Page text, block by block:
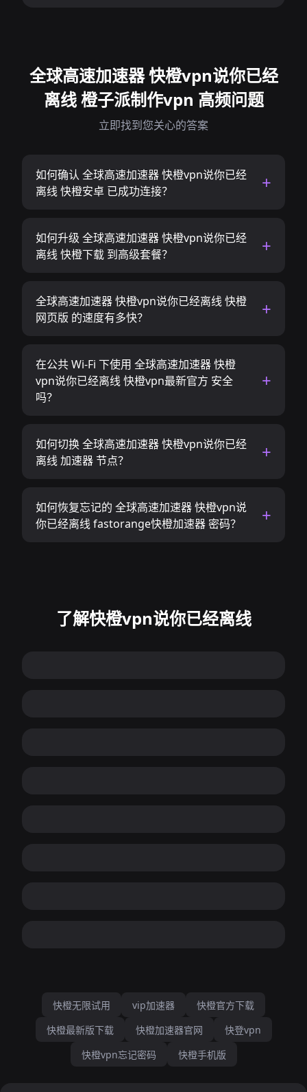
全球高速加速器 快橙vpn说你已经
离线 橙子派制作vpn 高频问题
立即找到您关心的答案
如何确认 全球高速加速器 快橙vpn说你已经
离线 快橙安卓 已成功连接？
如何升级 全球高速加速器 快橙vpn说你已经
离线 快橙下载 到高级套餐？
全球高速加速器 快橙vpn说你已经离线 快橙
网页版 的速度有多快？
在公共 Wi-Fi 下使用 全球高速加速器 快橙
vpn说你已经离线 快橙vpn最新官方 安全
吗？
如何切换 全球高速加速器 快橙vpn说你已经
离线 加速器 节点？
如何恢复忘记的 全球高速加速器 快橙vpn说
你已经离线 fastorange快橙加速器 密码？
了解快橙vpn说你已经离线
快橙无限试用 vip加速器
快橙官方下载
快橙最新版下载
快橙加速器官网
快登vpn
快橙vpn忘记密码
快橙手机版